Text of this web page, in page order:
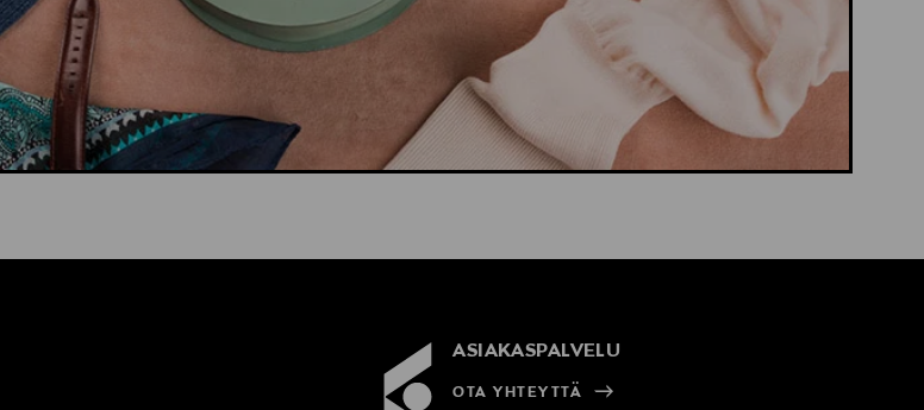
ASIAKASPALVELU
OTA YHTEYTTÄ